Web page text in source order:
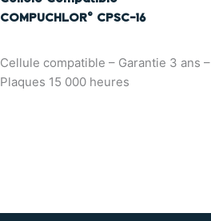
COMPUCHLOR© CPSC-16
Cellule compatible – Garantie 3 ans –
Plaques 15 000 heures